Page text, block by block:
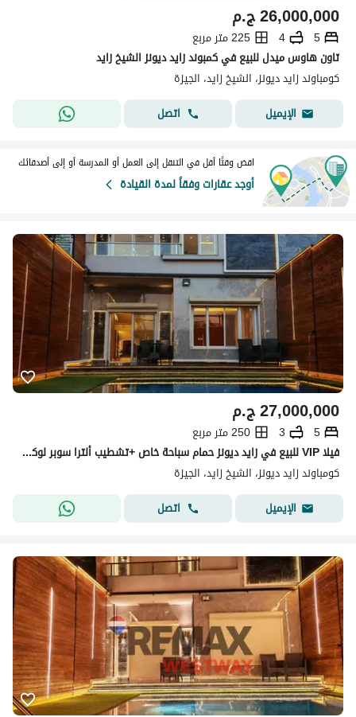
ج.م26,000,000
5
4
225 متر مربع
تاون هاوس ميدل للبيع في كمبوند زايد ديونز الشيخ زايد
كومباوند زايد ديونز، الشيخ زايد، الجيزة
الإيميل
اتصل
اقض وقتًا أقل في التنقل إلى العمل أو المدرسة أو إلى أصدقائك
أوجد عقارات وفقاً لمدة القيادة
ج.م27,000,000
5
3
250 متر مربع
فيلا VIP للبيع في زايد ديونز حمام سباحة خاص +تشطيب ألترا سوبر لوكس بمساحه 250 متر
كومباوند زايد ديونز، الشيخ زايد، الجيزة
الإيميل
اتصل